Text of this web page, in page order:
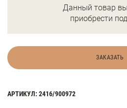
Данный товар
приобрести
ЗАКАЗАТЬ
АРТИКУЛ: 2416/900972